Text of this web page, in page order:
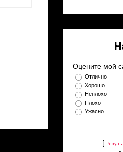
Оцените мой
Отлично
Хорошо
Неплохо
Плохо
Ужасно
[